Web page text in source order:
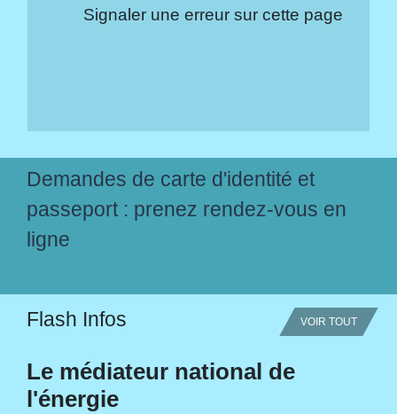
Signaler une erreur sur cette page
Demandes de carte d'identité et
passeport : prenez rendez-vous en
ligne
Flash Infos VOIR TOUT
Le médiateur national de
l'énergie